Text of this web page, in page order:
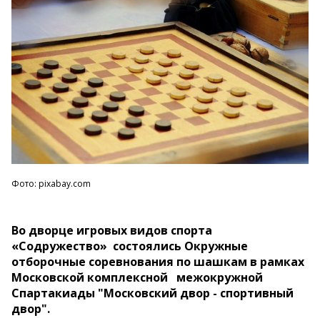
Фото: pixabay.com
Во дворце игровых видов спорта
«Содружество» состоялись Окружные
отборочные соревнования по шашкам в рамках
Московской комплексной межокружной
Спартакиады "Московский двор - спортивный
двор".